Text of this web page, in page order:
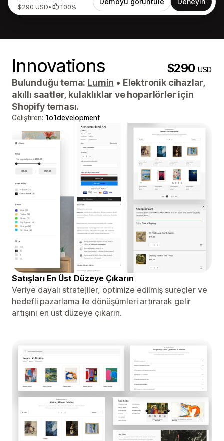
$290 USD• 100%
Innovations $290USD
Bulunduğu tema: Lumin • Elektronik cihazlar,
akıllı saatler, kulaklıklar ve hoparlörler için
Shopify teması.
Geliştiren: 1o1development
Satışları En Üst Düzeye Çıkarın
Veriye dayalı stratejiler, optimize edilmiş süreçler ve
hedefli pazarlama ile dönüşümleri artırarak gelir
artışını en üst düzeye çıkarın.